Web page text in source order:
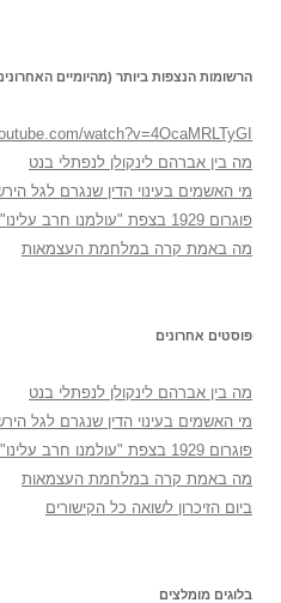
הרשומות הנצפות ביותר (מהיומיים
watch?v=4OcaMRLTyGI
מה בין אברהם לינקולן לנפתלי בנט
מי האשמים בעינוי הדין שנגרם לגל
פוגרום 1929 בצפת "עולמנו חרב עלינו"
מה באמת קרה במלחמת העצמאות
פוסטים אחרונים
מה בין אברהם לינקולן לנפתלי בנט
מי האשמים בעינוי הדין שנגרם לגל
פוגרום 1929 בצפת "עולמנו חרב עלינו"
מה באמת קרה במלחמת העצמאות
ביום הזיכרון לשואה כל הקישורים
בלוגים מומלצים